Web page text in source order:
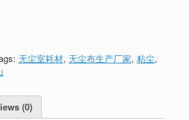
无尘室耗材, 无尘布生产厂家, 粘尘,
(0)